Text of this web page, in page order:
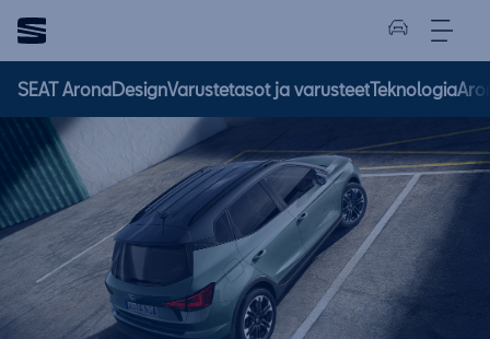
SEAT AronaDesignVarustetasot ja varusteetTeknologia